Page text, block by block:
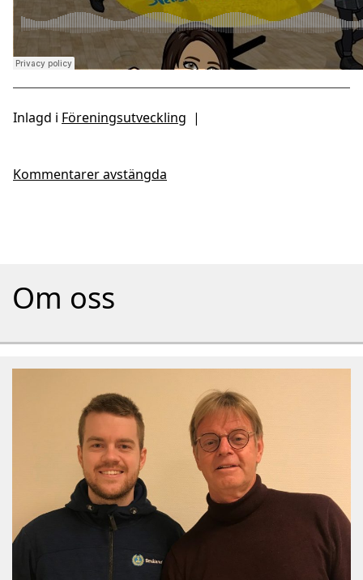
Inlagd i Föreningsutveckling |
Kommentarer avstängda
Om oss